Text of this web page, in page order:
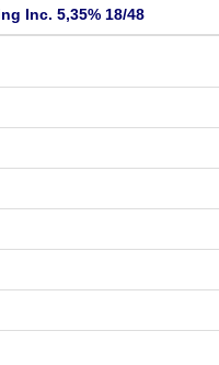
Inc. 5,35% 18/48